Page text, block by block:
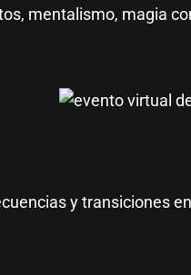
mentalismo, magia
y transiciones